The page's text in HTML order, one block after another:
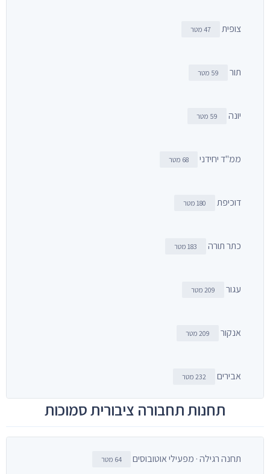
צופית 47 מטר
תור 59 מטר
יונה 59 מטר
ממ"ד יחידני 68 מטר
דוכיפת 180 מטר
כתר תורה 183 מטר
עגור 209 מטר
אנקור 209 מטר
אבירים 232 מטר
תחנות תחבורה ציבורית סמוכות
תחנה רגילה · מפעילי אוטובוסים 64 מטר